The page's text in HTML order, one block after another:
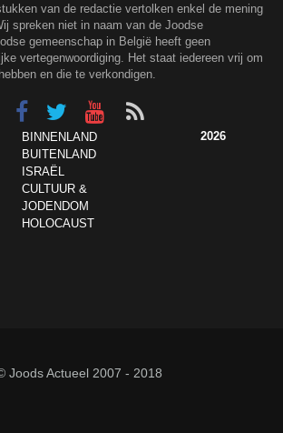
van de redactie vertolken enkel de mening
spreken niet in naam van de Joodse
gemeenschap in België heeft geen
vertegenwoordiging. Het staat iedereen vrij om
en die te verkondigen.
BINNENLAND
BUITENLAND
ISRAËL
CULTUUR &
JODENDOM
HOLOCAUST
2026
Joods Actueel 2007 - 2018